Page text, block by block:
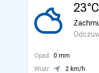
23°C
Opad: 0 mm
Wiatr:
2 km/h